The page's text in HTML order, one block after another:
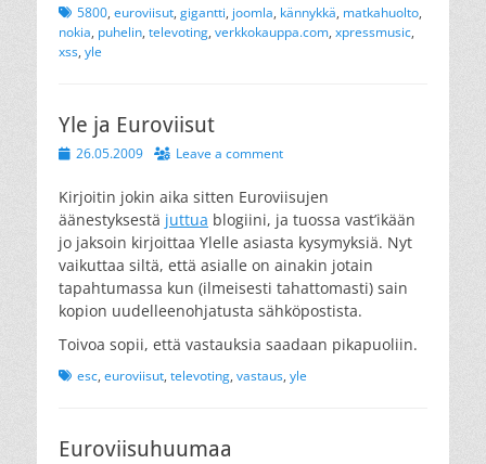
Tags5800, euroviisut, gigantti, joomla, kännykkä, matkahuolto,
nokia, puhelin, televoting, verkkokauppa.com, xpressmusic,
xss, yle
Yle ja Euroviisut
Posted
26.05.2009 Leave a comment
Kirjoitin jokin aika sitten Euroviisujen
äänestyksestä juttua blogiini, ja tuossa vast’ikään
jo jaksoin kirjoittaa Ylelle asiasta kysymyksiä. Nyt
vaikuttaa siltä, että asialle on ainakin jotain
tapahtumassa kun (ilmeisesti tahattomasti) sain
kopion uudelleenohjatusta sähköpostista.
Toivoa sopii, että vastauksia saadaan pikapuoliin.
Tagsesc, euroviisut, televoting, vastaus, yle
Euroviisuhuumaa